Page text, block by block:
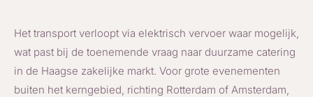
Het transport verloopt via elektrisch vervoer waar mogelijk,
wat past bij de toenemende vraag naar duurzame catering
in de Haagse zakelijke markt. Voor grote evenementen
buiten het kerngebied, richting Rotterdam of Amsterdam,